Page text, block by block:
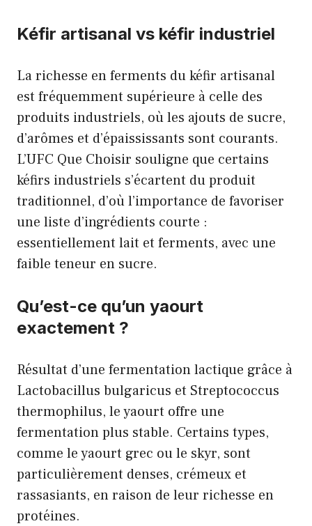
Kéfir artisanal vs kéfir industriel
La richesse en ferments du kéfir artisanal
est fréquemment supérieure à celle des
produits industriels, où les ajouts de sucre,
d’arômes et d’épaississants sont courants.
L’UFC Que Choisir souligne que certains
kéfirs industriels s’écartent du produit
traditionnel, d’où l’importance de favoriser
une liste d’ingrédients courte :
essentiellement lait et ferments, avec une
faible teneur en sucre.
Qu’est-ce qu’un yaourt
exactement ?
Résultat d’une fermentation lactique grâce à
Lactobacillus bulgaricus et Streptococcus
thermophilus, le yaourt offre une
fermentation plus stable. Certains types,
comme le yaourt grec ou le skyr, sont
particulièrement denses, crémeux et
rassasiants, en raison de leur richesse en
protéines.